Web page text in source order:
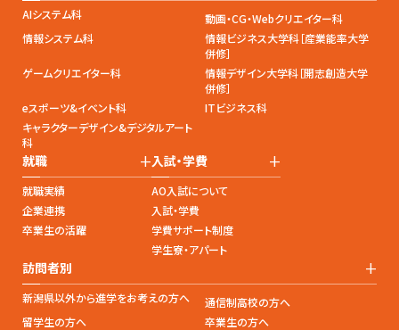
AIシステム科
動画・CG・Webクリエイター科
情報システム科
情報ビジネス大学科［産業能率大学
併修］
ゲームクリエイター科
情報デザイン大学科［開志創造大学
併修］
eスポーツ&イベント科
ITビジネス科
キャラクターデザイン&デジタルアート
科
就職 +
就職実績
企業連携
卒業生の活躍
入試・学費 +
AO入試について
入試・学費
学費サポート制度
学生寮・アパート
訪問者別 +
新潟県以外から進学をお考えの方へ
通信制高校の方へ
留学生の方へ
卒業生の方へ